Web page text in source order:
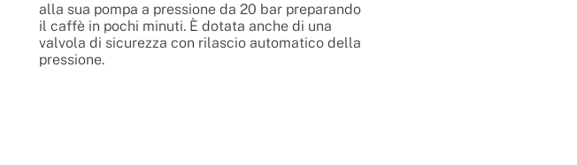
alla sua pompa a pressione da 20 bar preparando
il caffè in pochi minuti. È dotata anche di una
valvola di sicurezza con rilascio automatico della
pressione.